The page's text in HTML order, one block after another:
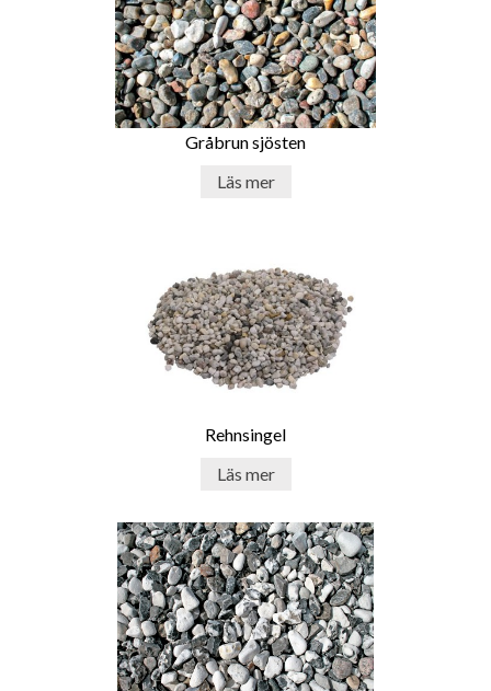
Det betyder att du kan njuta av dess skönhet och
praktiska fördelar utan att behöva ägna för mycket tid åt
Ge ditt utrymme en touch av lyx med
dekorsten
Så om du vill ge ditt utrymme en touch av elegans, skapa en
underhåll, kommer dekorsten att överträffa dina
förväntningar och ge dig ett utrymme som imponerar och
inspirerar. Ta steget och låt dekorstenen förvandla ditt
utrymme till något spektakulärt.
Gråbrun sjösten
Läs mer
Rehnsingel
Läs mer